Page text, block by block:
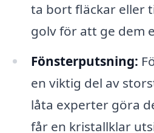
ta bort fläckar eller
golv för att ge dem
Fönsterputsning:
en viktig del av
låta experter göra
får en kristallklar